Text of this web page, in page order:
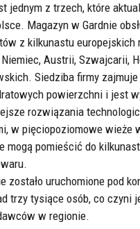
jednym z trzech, które
Magazyn w Gardnie
z kilkunastu europejskich
Austrii, Szwajcarii,
Siedziba firmy zajmuje
powierzchni i jest
rozwiązania
w pięciopoziomowe wieże
mogą pomieścić do
zostało uruchomione pod
trzy tysiące osób, co czyni
w regionie.